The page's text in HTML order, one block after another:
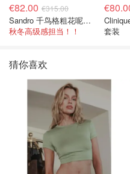
€82.00 €315.00
Sandro 千鸟格粗花呢连衣裙
秋冬高级感担当！！
套装
猜你喜欢